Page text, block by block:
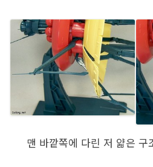
맨 바깥쪽에 다린 저 얇은 구